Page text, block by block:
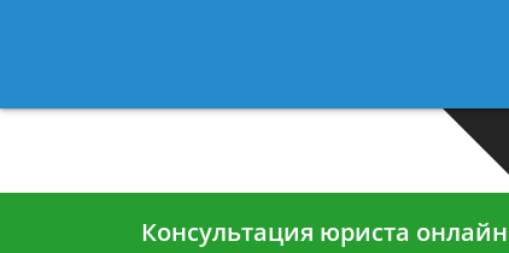
7 812-
Консультация юриста